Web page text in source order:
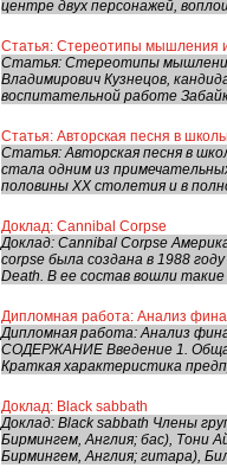
центре двух персонажей,
Статья: Стереотипы мышления
Статья: Стереотипы
Владимирович Кузнецов,
воспитательной работе
Статья: Авторская песня в
Статья: Авторская песня в
стала одним из
половины ХХ столетия и в
Доклад: Cannibal Corpse
Доклад: Cannibal Corpse
corpse была создана в 1988
Death. В ее состав вошли
Дипломная работа: Анализ
Дипломная работа: Анализ
СОДЕРЖАНИЕ Введение 1.
Краткая характеристика
Доклад: Black sabbath
Доклад: Black sabbath Члены
Бирмингем, Англия; бас), Тони
Бирмингем, Англия; гитара),